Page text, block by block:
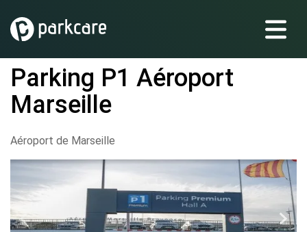
Parking P1 Aéroport
Marseille
Aéroport de Marseille